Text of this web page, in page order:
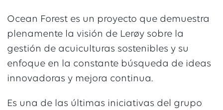
Ocean Forest es un proyecto que demuestra
plenamente la visión de Lerøy sobre la
gestión de acuiculturas sostenibles y su
enfoque en la constante búsqueda de ideas
innovadoras y mejora continua.
Es una de las últimas iniciativas del grupo